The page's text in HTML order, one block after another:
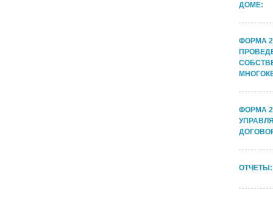
ДОМЕ:
ФОРМА
ФОРМА
ОТЧЕТЫ: